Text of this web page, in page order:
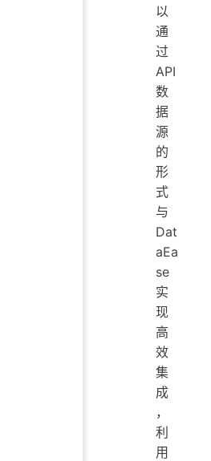
以
通
过
API
数
据
源
的
形
式
与
Dat
aEa
se
实
现
高
效
集
成
，
利
用